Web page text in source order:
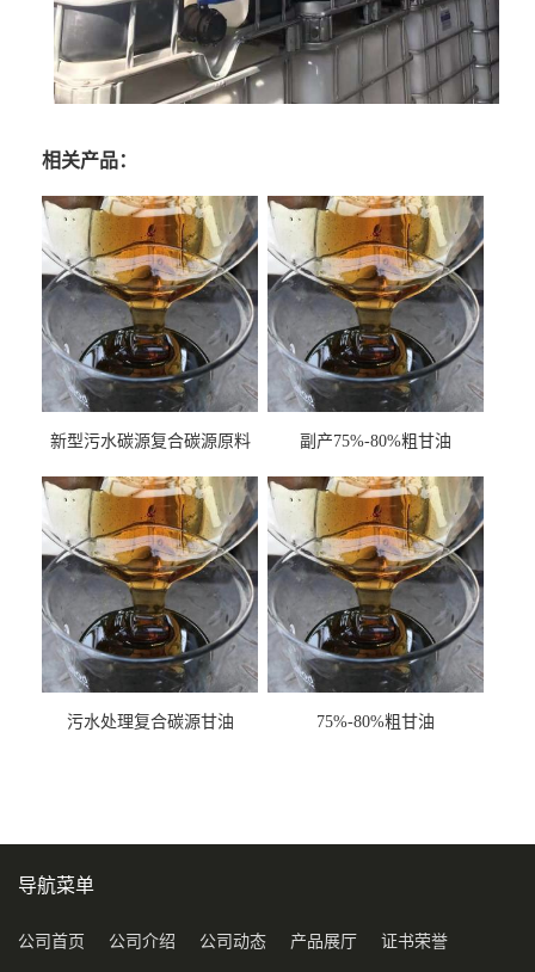
相关产品：
新型污水碳源复合碳源原料
副产75%-80%粗甘油
污水处理复合碳源甘油
75%-80%粗甘油
导航菜单
公司首页 公司介绍 公司动态 产品展厅 证书荣誉